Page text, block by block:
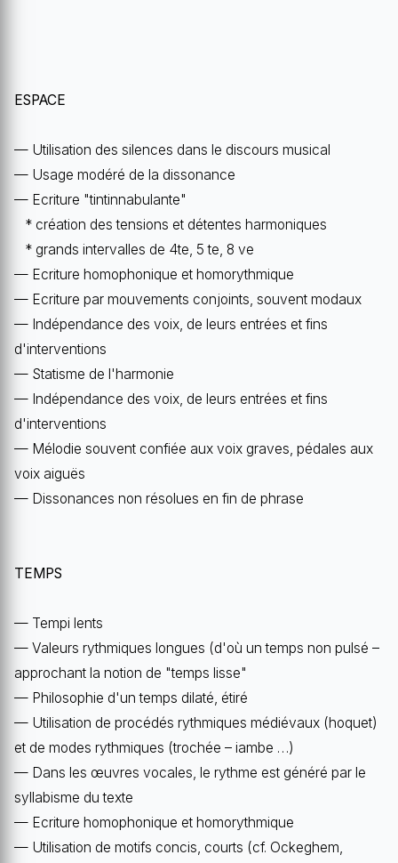
ESPACE
— Utilisation des silences dans le discours musical
— Usage modéré de la dissonance
— Ecriture "tintinnabulante"
* création des tensions et détentes harmoniques
* grands intervalles de 4te, 5 te, 8 ve
— Ecriture homophonique et homorythmique
— Ecriture par mouvements conjoints, souvent modaux
— Indépendance des voix, de leurs entrées et fins
d'interventions
— Statisme de l'harmonie
— Indépendance des voix, de leurs entrées et fins
d'interventions
— Mélodie souvent confiée aux voix graves, pédales aux
voix aiguës
— Dissonances non résolues en fin de phrase
TEMPS
— Tempi lents
— Valeurs rythmiques longues (d'où un temps non pulsé –
approchant la notion de "temps lisse"
— Philosophie d'un temps dilaté, étiré
— Utilisation de procédés rythmiques médiévaux (hoquet)
et de modes rythmiques (trochée – iambe …)
— Dans les œuvres vocales, le rythme est généré par le
syllabisme du texte
— Ecriture homophonique et homorythmique
— Utilisation de motifs concis, courts (cf. Ockeghem,